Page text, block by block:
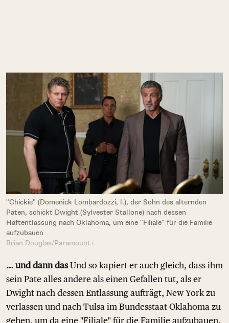
"Chickie" (Domenick Lombardozzi, l.), der Sohn des alternden
Paten, schickt Dwight (Sylvester Stallone) nach dessen
Haftentlassung nach Oklahoma, um eine "Filiale" für die Familie
aufzubauen
Brian Douglas/Paramount+
… und dann dasUnd so kapiert er auch gleich, dass ihm
sein Pate alles andere als einen Gefallen tut, als er
Dwight nach dessen Entlassung aufträgt, New York zu
verlassen und nach Tulsa im Bundesstaat Oklahoma zu
gehen, um da eine "Filiale" für die Familie aufzubauen.